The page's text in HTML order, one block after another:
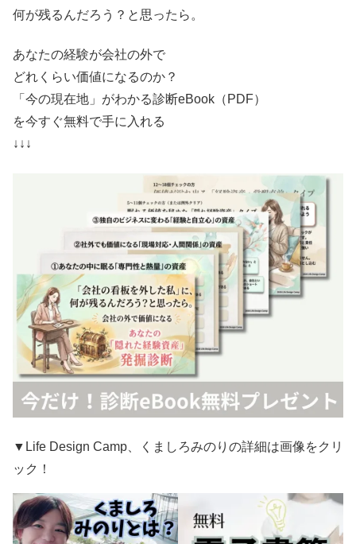
何が残るんだろう？と思ったら。
あなたの経験が会社の外で
どれくらい価値になるのか？
「今の現在地」がわかる診断eBook（PDF）
を今すぐ無料で手に入れる
↓↓↓
▼Life Design Camp、くましろみのりの詳細は画像をクリ
ック！